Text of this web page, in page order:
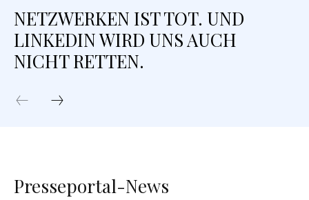
NETZWERKEN IST TOT. UND
LINKEDIN WIRD UNS AUCH
NICHT RETTEN.
Presseportal-News